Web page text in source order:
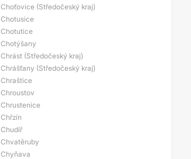
Choťovice (Středočeský kraj)
Chotusice
Chotutice
Chotýšany
Chrást (Středočeský kraj)
Chrášťany (Středočeský kraj)
Chraštice
Chroustov
Chrustenice
Chřzín
Chudíř
Chvatěruby
Chyňava